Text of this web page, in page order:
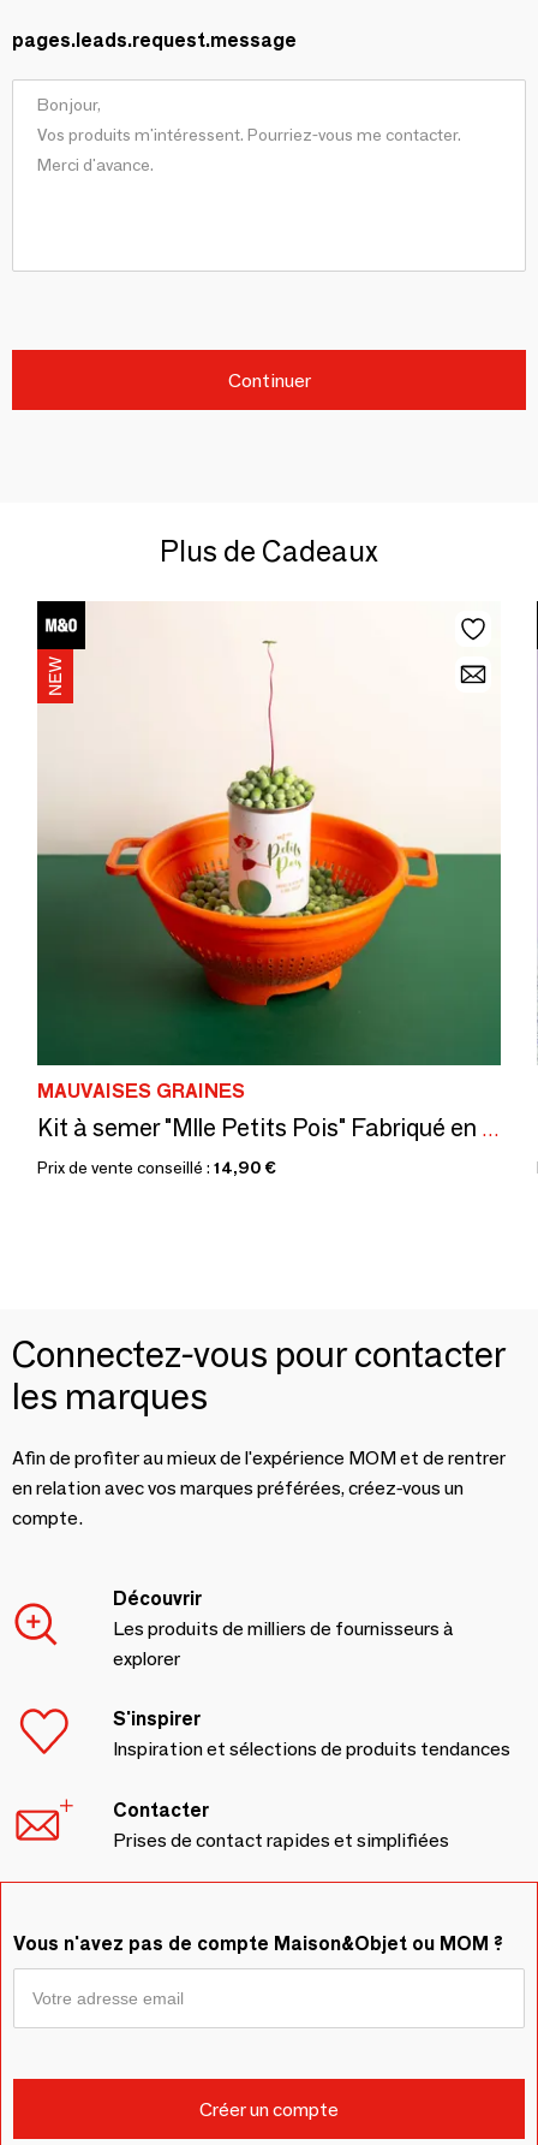
pages.leads.request.message
Continuer
Plus de Cadeaux
MAUVAISES GRAINES
Kit à semer "Mlle Petits Pois" Fabriqué en France
Prix de vente conseillé : 14,90 €
Connectez-vous pour contacter
les marques
Afin de profiter au mieux de l'expérience MOM et de rentrer
en relation avec vos marques préférées, créez-vous un
compte.
Découvrir
Les produits de milliers de fournisseurs à
explorer
S'inspirer
Inspiration et sélections de produits tendances
Contacter
Prises de contact rapides et simplifiées
Vous n'avez pas de compte Maison&Objet ou MOM ?